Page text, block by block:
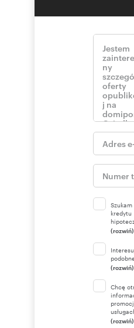
kredytu
(rozwiń)
(rozwiń)
Chcę
(rozwiń)